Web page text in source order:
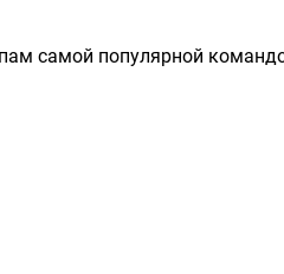
самой популярной